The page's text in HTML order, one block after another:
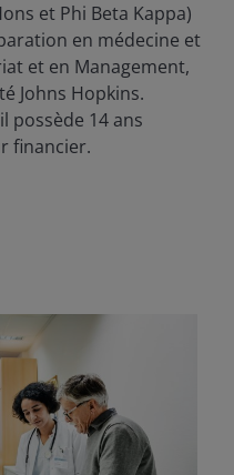
et Phi Beta Kappa)
en médecine et
et en Management,
Johns Hopkins.
possède 14ans
financier.